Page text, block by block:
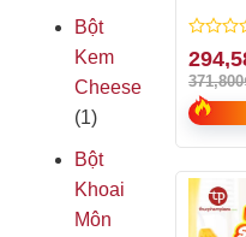
Bột
Kem
Cheese
(1)
Bột
Khoai
Môn
0
out
of
5
371,800